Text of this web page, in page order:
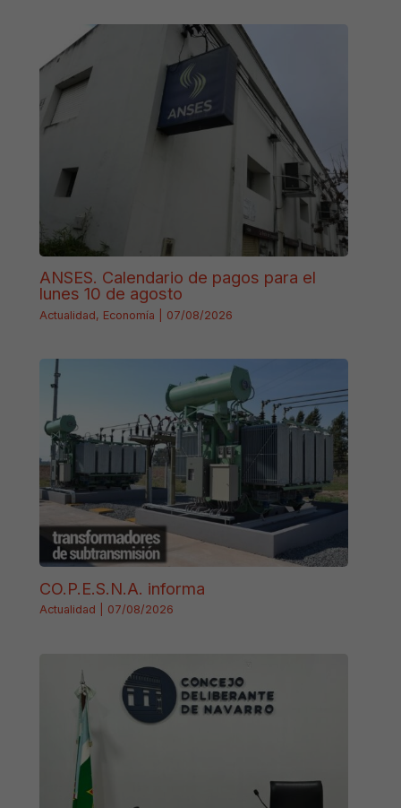
ANSES. Calendario de pagos para el
lunes 10 de agosto
Actualidad, Economía 07/08/2026
CO.P.E.S.N.A. informa
Actualidad 07/08/2026